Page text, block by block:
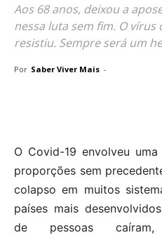
Aos 68 anos, deixou a
nessa luta sem fim. O vírus
resistiu. Sempre será um
Por Saber Viver Mais -
O Covid-19 envolveu
proporções sem
colapso em muitos
países mais
de pessoas caíram,